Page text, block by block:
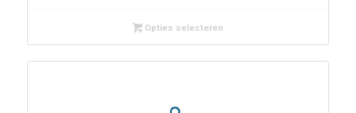
Opties selecteren